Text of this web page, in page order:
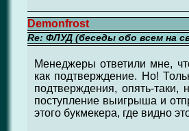
Demonfrost
Re: ФЛУД (беседы обо всем на
Менеджеры ответили мне,
как подтверждение. Но!
подтверждения, опять-
поступление выигрыша и
этого букмекера, где видно